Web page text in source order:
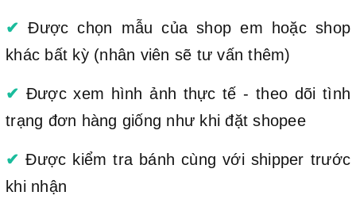
✔ Được chọn mẫu của shop em hoặc shop
khác bất kỳ (nhân viên sẽ tư vấn thêm)
✔ Được xem hình ảnh thực tế - theo dõi tình
trạng đơn hàng giống như khi đặt shopee
✔ Được kiểm tra bánh cùng với shipper trước
khi nhận